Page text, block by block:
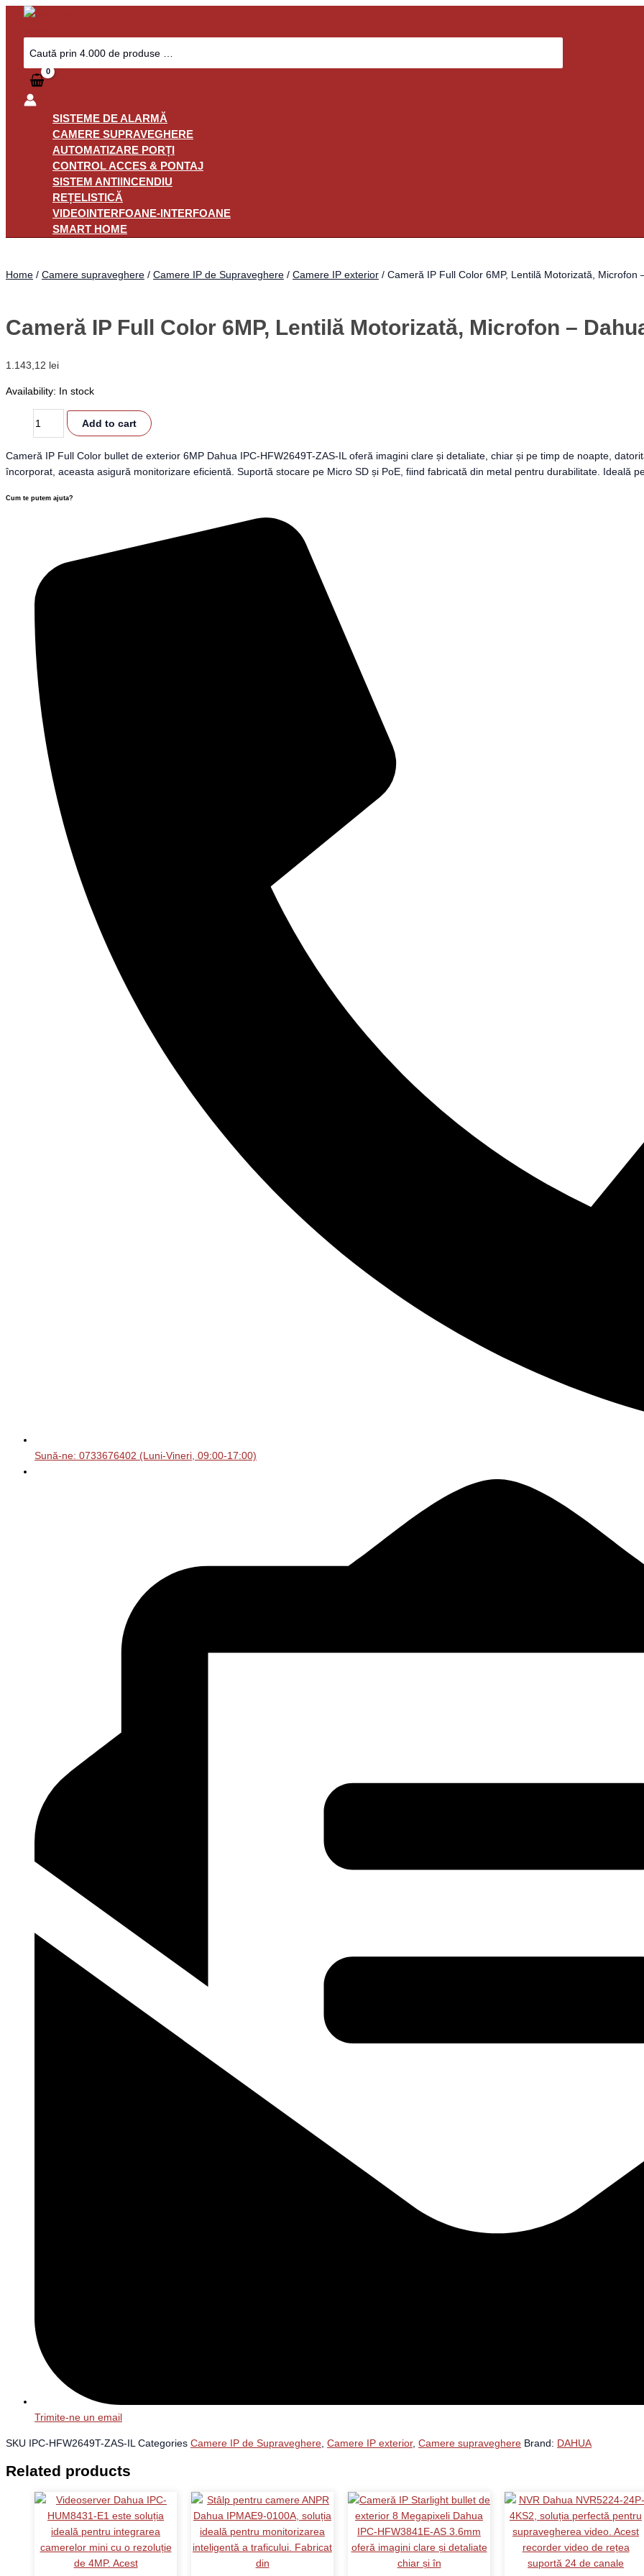
Skip
content
Search
for:
SISTEME DE ALARMĂ
CAMERE SUPRAVEGHERE
AUTOMATIZARE PORȚI
CONTROL ACCES & PONTAJ
SISTEM ANTIINCENDIU
REȚELISTICĂ
VIDEOINTERFOANE-INTERFOANE
SMART HOME
Home / Camere supraveghere / Camere IP de Supraveghere / Camere IP exterior / Cameră IP Full Color 6MP, Lentilă Motorizată, Microfon
Cameră IP Full Color 6MP, Lentilă Motorizată, Microfon –
1.143,12 lei
Availability: In stock
Cameră
6MP,
Lentilă
Motorizată,
HFW2649T-
Add to cart
Cameră IP Full Color bullet de exterior 6MP Dahua IPC-HFW2649T-ZAS-IL oferă imagini clare și detaliate, chiar și pe timp de noapte,
încorporat, aceasta asigură monitorizare eficientă. Suportă stocare pe Micro SD și PoE, fiind fabricată din metal pentru durabilitate. Ideală
Cum te putem ajuta?
Sună-ne: 0733676402 (Luni-Vineri, 09:00-17:00)
Trimite-ne un email
SKU IPC-HFW2649T-ZAS-IL Categories Camere IP de Supraveghere Camere IP exterior, Camere supraveghere Brand: DAHUA
Related products